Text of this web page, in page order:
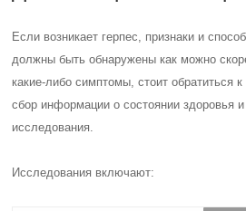
Если возникает герпес, признаки и
должны быть обнаружены как можно
какие-либо симптомы, стоит обратиться
сбор информации о состоянии здоровья
исследования.
Исследования включают: